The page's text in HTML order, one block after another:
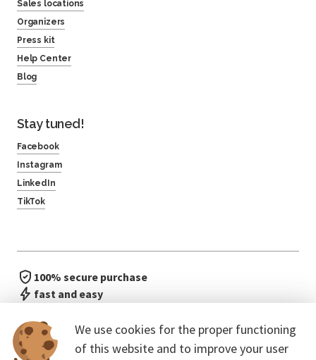
We use cookies for the proper functioning
of this website and to improve your user
Sales locations
Organizers
Press kit
Help Center
Blog
Stay tuned!
Facebook
Instagram
LinkedIn
TikTok
100% secure purchase
fast and easy